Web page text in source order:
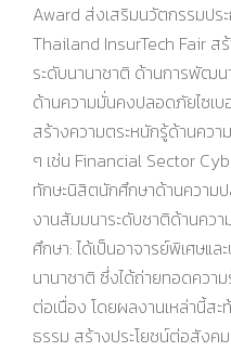
Award ส่งเสริมนวัตกรรมปร
Thailand InsurTech Fair ส
ระดับนานาชาติ ด้านการพัฒ
ด้านความมั่นคงปลอดภัยไซเ
สร้างความตระหนักรู้ด้านคว
ๆ เช่น Financial Sector
ทักษะนิสิตนักศึกษาด้านความ
งานสัมมนาระดับชาติด้านคว
ศึกษา: ได้เป็นอาจารย์พิเศษแ
นานาชาติ ซึ่งได้ถ่ายทอดควา
ต่อเนื่อง โดยผลงานเหล่านี้สะ
ธรรม สร้างประโยชน์ต่อสังค